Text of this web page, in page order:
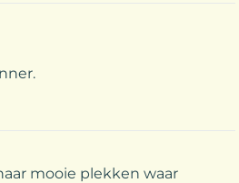
mooie plekken waar